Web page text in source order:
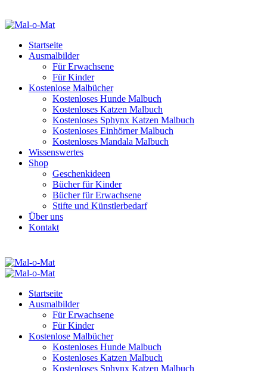
Startseite
Ausmalbilder
Für Erwachsene
Für Kinder
Kostenlose Malbücher
Kostenloses Hunde Malbuch
Kostenloses Katzen Malbuch
Kostenloses Sphynx Katzen Malbuch
Kostenloses Einhörner Malbuch
Kostenloses Mandala Malbuch
Wissenswertes
Shop
Geschenkideen
Bücher für Kinder
Bücher für Erwachsene
Stifte und Künstlerbedarf
Über uns
Kontakt
Startseite
Ausmalbilder
Für Erwachsene
Für Kinder
Kostenlose Malbücher
Kostenloses Hunde Malbuch
Kostenloses Katzen Malbuch
Kostenloses Sphynx Katzen Malbuch